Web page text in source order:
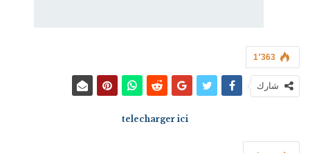
1٬363
شارك
telecharger ici